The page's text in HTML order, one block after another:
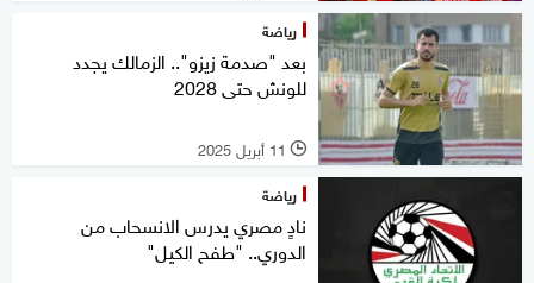
رياضة
بعد "صدمة زيزو".. الزمالك يجدد
للونش حتى 2028
l 11 أبريل 2025
رياضة
نادٍ مصري يدرس الانسحاب من
الدوري.. "طفح الكيل"